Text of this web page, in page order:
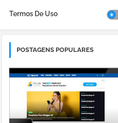
Termos De Uso
POSTAGENS POPULARES